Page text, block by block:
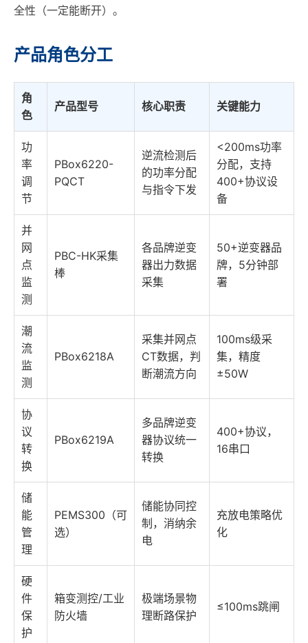
全性（一定能断开）。
产品角色分工
角
色
产品型号 核心职责 关键能力
功
率
调
节
PBox6220-
PQCT
逆流检测后
的功率分配
与指令下发
<200ms功率
分配，支持
400+协议设
备
并
网
点
监
测
PBC-HK采集
棒
各品牌逆变
器出力数据
采集
50+逆变器品
牌，5分钟部
署
潮
流
监
测
PBox6218A
采集并网点
CT数据，判
断潮流方向
100ms级采
集，精度
±50W
协
议
转
换
PBox6219A
多品牌逆变
器协议统一
转换
400+协议，
16串口
储
能
管
理
PEMS300（可
选）
储能协同控
制，消纳余
电
充放电策略优
化
硬
件
保
护
箱变测控/工业
防火墙
极端场景物
理断路保护
≤100ms跳闸